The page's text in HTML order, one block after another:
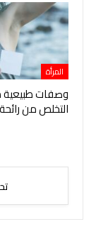
المرأة
وصفات طبيعية
التخلص من